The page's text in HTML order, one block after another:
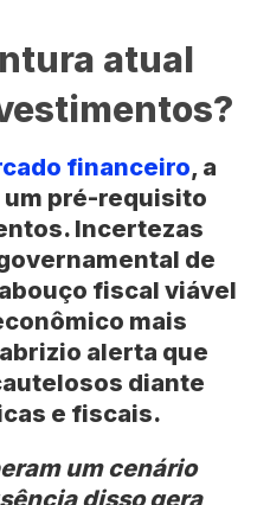
atual
financeiro, a
pré-requisito
Incertezas
de
fiscal viável
mais
alerta que
diante
e fiscais.
um cenário
disso gera